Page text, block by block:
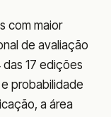
com maior
de avaliação
17 edições
probabilidade
a área